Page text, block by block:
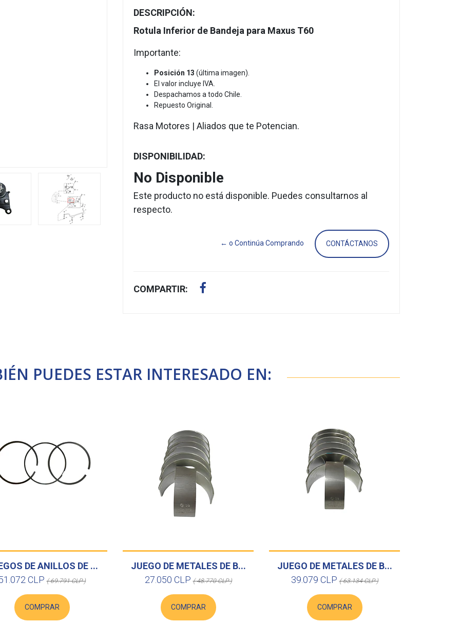
DESCRIPCIÓN:
Rotula Inferior de Bandeja para Maxus T60
Importante:
Posición 13 (última imagen).
El valor incluye IVA.
Despachamos a todo Chile.
Repuesto Original.
Rasa Motores | Aliados que te Potencian.
DISPONIBILIDAD:
No Disponible
Este producto no está disponible. Puedes consultarnos al
respecto.
CONTÁCTANOS
← o Continúa Comprando
COMPARTIR:
PUEDES ESTAR INTERESADO EN:
DE ANILLOS DE ...
CLP( 69.791 CLP )
COMPRAR
JUEGO DE METALES DE B...
27.050 CLP( 48.770 CLP )
COMPRAR
JUEGO DE METALES DE B...
39.079 CLP( 63.134 CLP )
COMPRAR